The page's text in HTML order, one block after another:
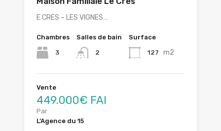
E CRES – LES VIGNES…
Chambres
3
Salles de bain
2
Surface
127 m2
Vente
449.000€ FAI
Par
L’Agence du 15